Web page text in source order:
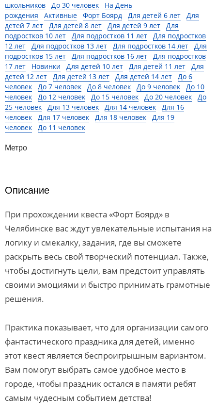
школьников
До 30 человек
На День
рождения
Активные Форт Боярд Для детей 6 лет
Для
детей 7 лет
Для детей 8 лет Для детей 9 лет
Для
подростков 10 лет
Для подростков 11 лет
Для подростков
12 лет
Для подростков 13 лет Для подростков 14 лет
Для
подростков 15 лет
Для подростков 16 лет
Для подростков
17 лет
Новинки Для детей 10 лет Для детей 11 лет
Для
детей 12 лет
Для детей 13 лет Для детей 14 лет
До 6
человек
До 7 человек До 8 человек До 9 человек
До 10
человек
До 12 человек До 15 человек До 20 человек
До
25 человек
Для 13 человек Для 14 человек
Для 16
человек
Для 17 человек Для 18 человек
Для 19
человек
До 11 человек
Метро
Описание
При прохождении квеста «Форт Боярд» в
Челябинске вас ждут увлекательные испытания на
логику и смекалку, задания, где вы сможете
раскрыть весь свой творческий потенциал. Также,
чтобы достигнуть цели, вам предстоит управлять
своими эмоциями и быстро принимать грамотные
решения.
Практика показывает, что для организации самого
фантастического праздника для детей, именно
этот квест является беспроигрышным вариантом.
Вам помогут выбрать самое удобное место в
городе, чтобы праздник остался в памяти ребят
самым чудесным событием детства!